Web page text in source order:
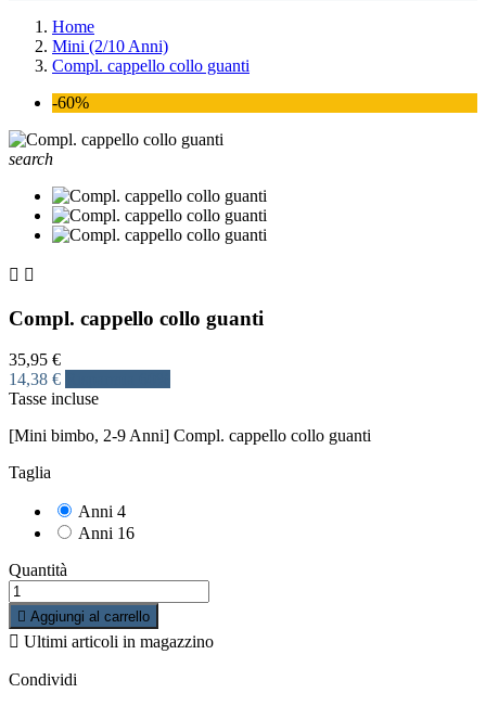
Home
Mini (2/10 Anni)
Compl. cappello collo guanti
-60%
search
 
Compl. cappello collo guanti
35,95 €
14,38 €
Tasse incluse
[Mini bimbo, 2-9 Anni] Compl. cappello collo guanti
Taglia
Anni 4
Anni 16
Quantità
 Aggiungi al carrello
 Ultimi articoli in magazzino
Condividi